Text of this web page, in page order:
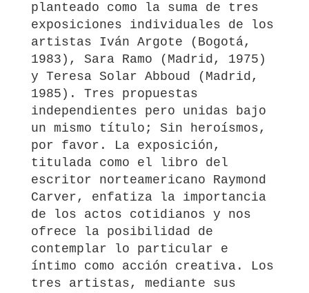
planteado como la suma de tres
exposiciones individuales de los
artistas Iván Argote (Bogotá,
1983), Sara Ramo (Madrid, 1975)
y Teresa Solar Abboud (Madrid,
1985). Tres propuestas
independientes pero unidas bajo
un mismo título; Sin heroísmos,
por favor. La exposición,
titulada como el libro del
escritor norteamericano Raymond
Carver, enfatiza la importancia
de los actos cotidianos y nos
ofrece la posibilidad de
contemplar lo particular e
íntimo como acción creativa. Los
tres artistas, mediante sus